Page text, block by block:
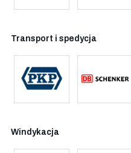
Transport i spedycja
Windykacja